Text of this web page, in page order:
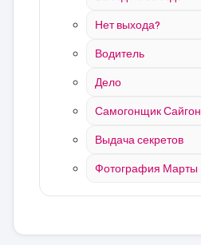
Нет выхода?
Водитель
Дело
Самогонщик Сайгон
Выдача секретов
Фотография Марты